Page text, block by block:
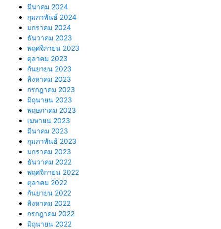
มีนาคม 2024
กุมภาพันธ์ 2024
มกราคม 2024
ธันวาคม 2023
พฤศจิกายน 2023
ตุลาคม 2023
กันยายน 2023
สิงหาคม 2023
กรกฎาคม 2023
มิถุนายน 2023
พฤษภาคม 2023
เมษายน 2023
มีนาคม 2023
กุมภาพันธ์ 2023
มกราคม 2023
ธันวาคม 2022
พฤศจิกายน 2022
ตุลาคม 2022
กันยายน 2022
สิงหาคม 2022
กรกฎาคม 2022
มิถุนายน 2022